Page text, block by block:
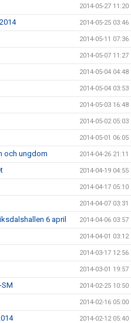
2014-05-27 11:20
2014-05-25 03:46
2014-05-11 07:36
2014-05-07 11:27
2014-05-04 04:48
2014-05-04 03:53
2014-05-03 16:48
2014-05-02 05:03
2014-05-01 06:05
och ungdom 2014-04-26 21:11
2014-04-19 04:55
2014-04-17 05:10
2014-04-07 03:31
6 april 2014-04-06 03:57
2014-04-01 03:12
2014-03-17 12:56
2014-03-01 19:57
2014-02-25 10:50
2014-02-16 05:00
2014-02-12 05:40